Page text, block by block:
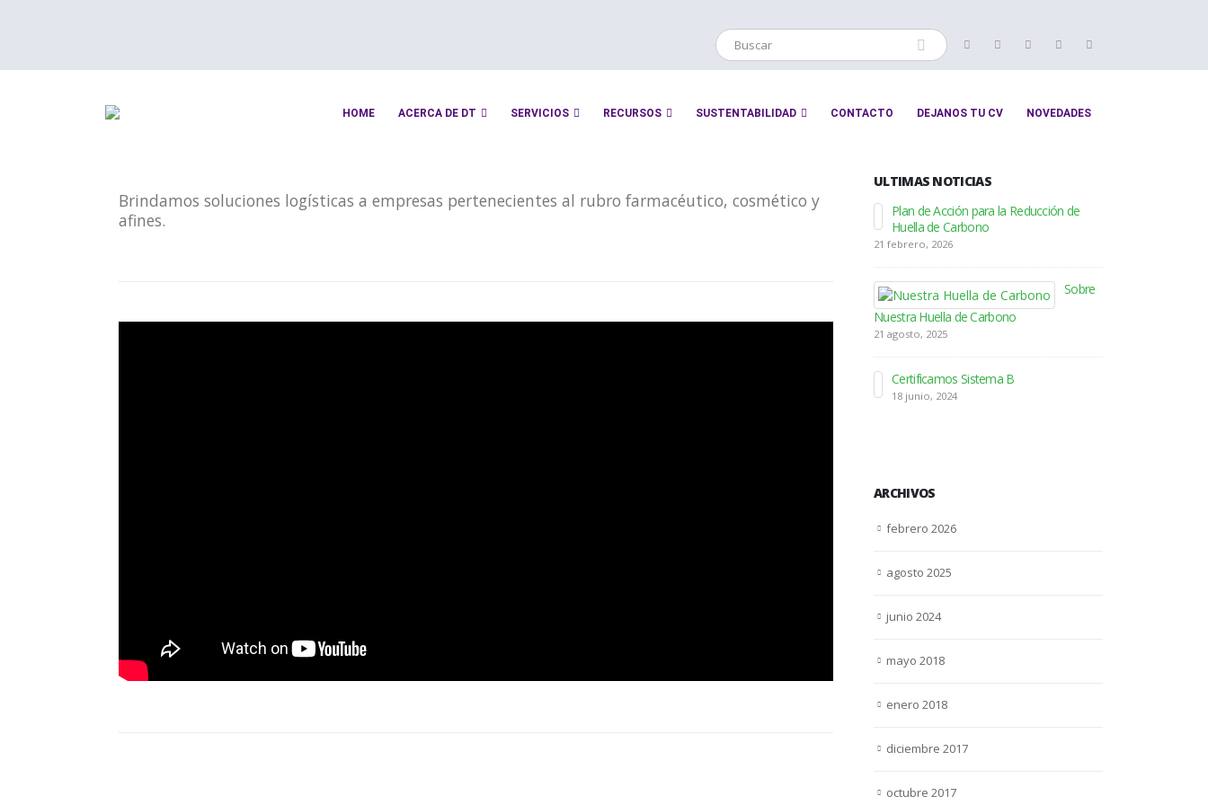
HOME ACERCA DE DT SERVICIOS RECURSOS SUSTENTABILIDAD CONTACTO DEJANOS TU CV NOVEDADES
Brindamos soluciones logísticas a empresas pertenecientes al rubro farmacéutico, cosmético y
afines.
ULTIMAS NOTICIAS
Plan de Acción para la Reducción de
Huella de Carbono
21 febrero, 2026
Sobre
Nuestra Huella de Carbono
21 agosto, 2025
Certificamos Sistema B
18 junio, 2024
ARCHIVOS
febrero 2026
agosto 2025
junio 2024
mayo 2018
enero 2018
diciembre 2017
octubre 2017